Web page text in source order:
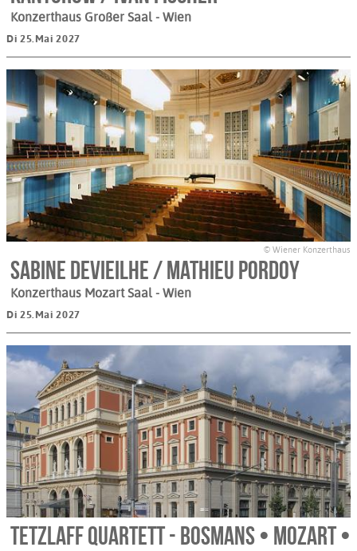
Konzerthaus Großer Saal - Wien
Di 25.Mai 2027
© Wiener Konzerthaus
Sabine Devieilhe / Mathieu Pordoy
Konzerthaus Mozart Saal - Wien
Di 25.Mai 2027
Tetzlaff Quartett - Bosmans • Mozart •